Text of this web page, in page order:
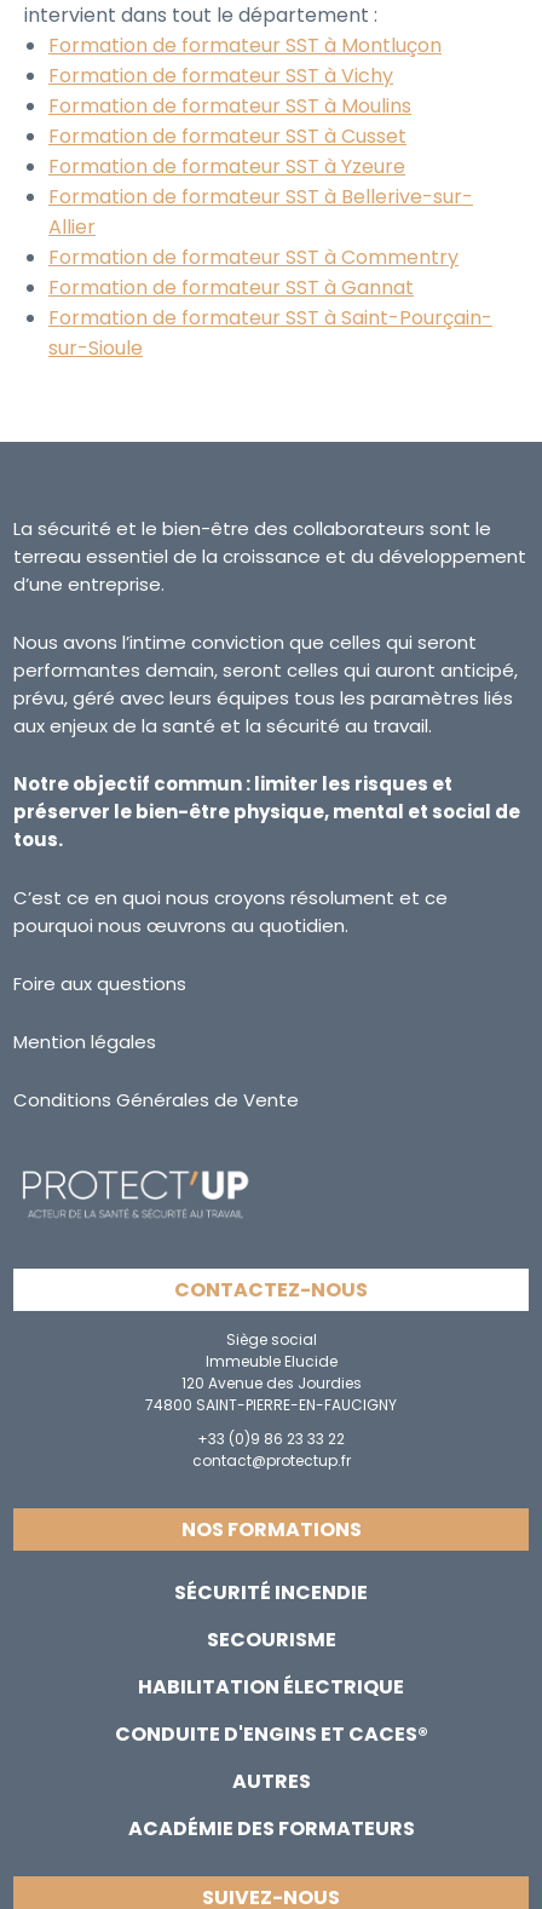
intervient dans tout le département :
Formation de formateur SST à Montluçon
Formation de formateur SST à Vichy
Formation de formateur SST à Moulins
Formation de formateur SST à Cusset
Formation de formateur SST à Yzeure
Formation de formateur SST à Bellerive-sur-
Allier
Formation de formateur SST à Commentry
Formation de formateur SST à Gannat
Formation de formateur SST à Saint-Pourçain-
sur-Sioule
La sécurité et le bien-être des collaborateurs sont le
terreau essentiel de la croissance et du développement
d’une entreprise.
Nous avons l’intime conviction que celles qui seront
performantes demain, seront celles qui auront anticipé,
prévu, géré avec leurs équipes tous les paramètres liés
aux enjeux de la santé et la sécurité au travail.
Notre objectif commun : limiter les risques et
préserver le bien-être physique, mental et social de
tous.
C’est ce en quoi nous croyons résolument et ce
pourquoi nous œuvrons au quotidien.
Foire aux questions
Mention légales
Conditions Générales de Vente
CONTACTEZ-NOUS
Siège social
Immeuble Elucide
120 Avenue des Jourdies
74800 SAINT-PIERRE-EN-FAUCIGNY
+33 (0)9 86 23 33 22
contact@protectup.fr
NOS FORMATIONS
SÉCURITÉ INCENDIE
SECOURISME
HABILITATION ÉLECTRIQUE
CONDUITE D'ENGINS ET CACES®
AUTRES
ACADÉMIE DES FORMATEURS
SUIVEZ-NOUS